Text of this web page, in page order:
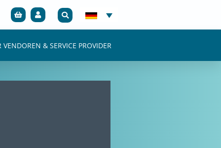
VENDOREN & SERVICE PROVIDER